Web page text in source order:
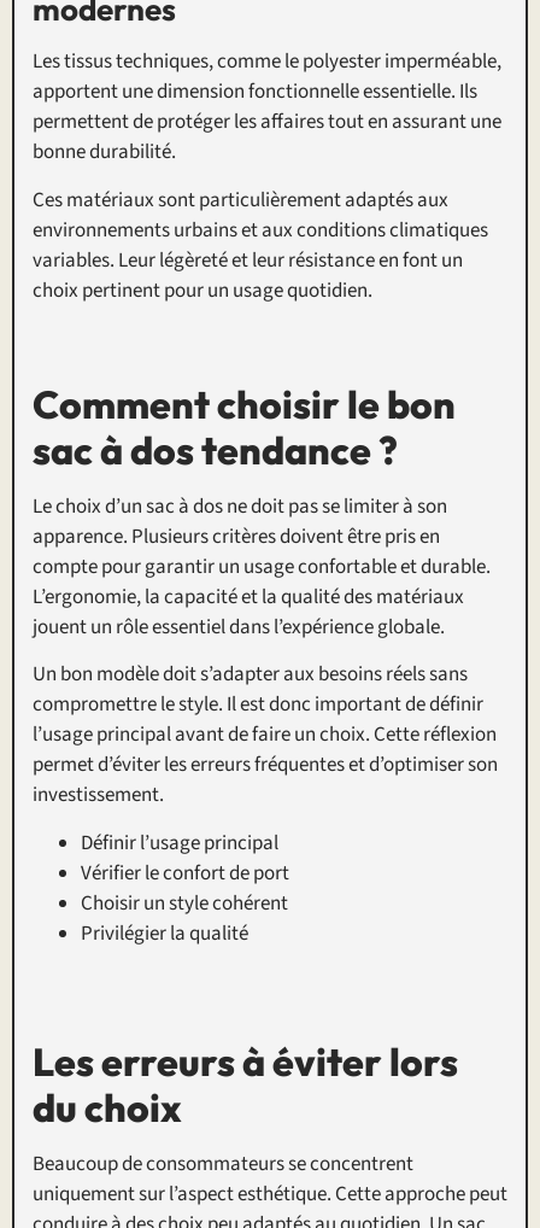
modernes
Les tissus techniques, comme le polyester imperméable,
apportent une dimension fonctionnelle essentielle. Ils
permettent de protéger les affaires tout en assurant une
bonne durabilité.
Ces matériaux sont particulièrement adaptés aux
environnements urbains et aux conditions climatiques
variables. Leur légèreté et leur résistance en font un
choix pertinent pour un usage quotidien.
Comment choisir le bon
sac à dos tendance ?
Le choix d’un sac à dos ne doit pas se limiter à son
apparence. Plusieurs critères doivent être pris en
compte pour garantir un usage confortable et durable.
L’ergonomie, la capacité et la qualité des matériaux
jouent un rôle essentiel dans l’expérience globale.
Un bon modèle doit s’adapter aux besoins réels sans
compromettre le style. Il est donc important de définir
l’usage principal avant de faire un choix. Cette réflexion
permet d’éviter les erreurs fréquentes et d’optimiser son
investissement.
Définir l’usage principal
Vérifier le confort de port
Choisir un style cohérent
Privilégier la qualité
Les erreurs à éviter lors
du choix
Beaucoup de consommateurs se concentrent
uniquement sur l’aspect esthétique. Cette approche peut